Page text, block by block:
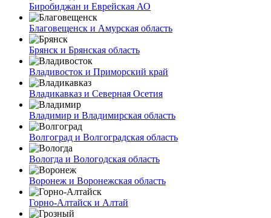
Биробиджан и Еврейская АО
Благовещенск и Амурская область
Брянск и Брянская область
Владивосток и Приморский край
Владикавказ и Северная Осетия
Владимир и Владимирская область
Волгоград и Волгоградская область
Вологда и Вологодская область
Воронеж и Воронежская область
Горно-Алтайск и Алтай